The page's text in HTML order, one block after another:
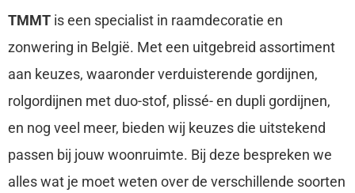
TMMT is een specialist in raamdecoratie en
zonwering in België. Met een uitgebreid assortiment
aan keuzes, waaronder verduisterende gordijnen,
rolgordijnen met duo-stof, plissé- en dupli gordijnen,
en nog veel meer, bieden wij keuzes die uitstekend
passen bij jouw woonruimte. Bij deze bespreken we
alles wat je moet weten over de verschillende soorten